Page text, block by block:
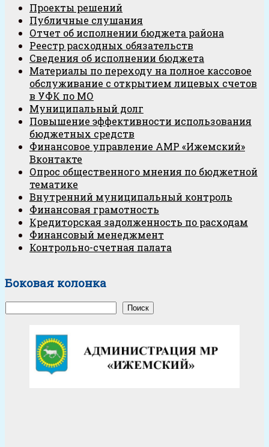
Проекты решений
Публичные слушания
Отчет об исполнении бюджета района
Реестр расходных обязательств
Сведения об исполнении бюджета
Материалы по переходу на полное кассовое
обслуживание с открытием лицевых счетов
в УФК по МО
Муниципальный долг
Повышение эффективности использования
бюджетных средств
Финансовое управление АМР «Ижемский»
Вконтакте
Опрос общественного мнения по бюджетной
тематике
Внутренний муниципальный контроль
Финансовая грамотность
Кредиторская задолженность по расходам
Финансовый менеджмент
Контрольно-счетная палата
Боковая колонка
Поиск